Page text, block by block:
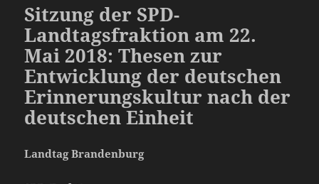
Sitzung der SPD-
Landtagsfraktion am 22.
Mai 2018: Thesen zur
Entwicklung der deutschen
Erinnerungskultur nach der
deutschen Einheit
Landtag Brandenburg